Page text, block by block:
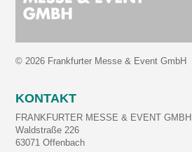
© 2026 Frankfurter Messe & Event GmbH
KONTAKT
FRANKFURTER MESSE & EVENT GMBH
Waldstraße 226
63071 Offenbach